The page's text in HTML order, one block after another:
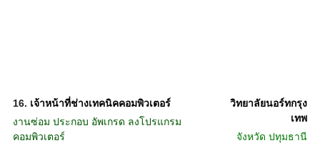
16. เจ้าหน้าที่ช่างเทคนิคคอมพิวเตอร์
งานซ่อม ประกอบ อัพเกรด ลงโปรแกรม
คอมพิวเตอร์
วิทยาลัยนอร์ทกรุง
เทพ
จังหวัด ปทุมธานี